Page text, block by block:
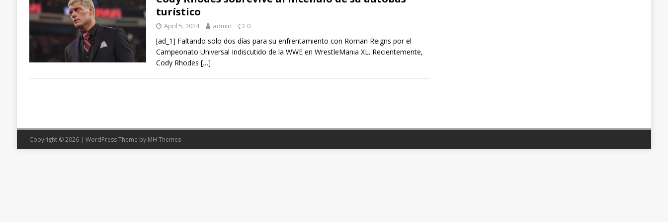
turístico
April 5, 2024 admin 0
[ad_1] Faltando solo dos días para su enfrentamiento con Roman Reigns por el
Campeonato Universal Indiscutido de la WWE en WrestleMania XL. Recientemente,
Cody Rhodes […]
Copyright © 2026 | WordPress Theme by MH Themes